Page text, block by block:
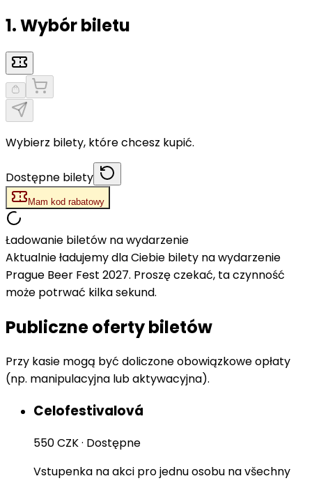
1. Wybór biletu
Wybierz bilety, które chcesz kupić.
Dostępne bilety
Mam kod rabatowy
Ładowanie biletów na wydarzenie
Aktualnie ładujemy dla Ciebie bilety na wydarzenie
Prague Beer Fest 2027. Proszę czekać, ta czynność
może potrwać kilka sekund.
Publiczne oferty biletów
Przy kasie mogą być doliczone obowiązkowe opłaty
(np. manipulacyjna lub aktywacyjna).
Celofestivalová
550 CZK· Dostępne
Vstupenka na akci pro jednu osobu na všechny